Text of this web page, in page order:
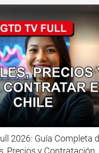
2026: Guía Completa
Precios y Contratación